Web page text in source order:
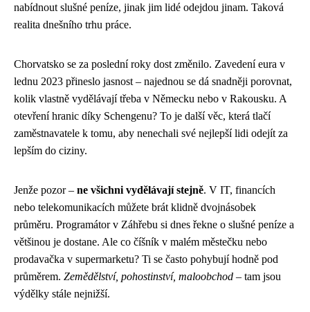
nabídnout slušné peníze, jinak jim lidé odejdou jinam. Taková
realita dnešního trhu práce.
Chorvatsko se za poslední roky dost změnilo. Zavedení eura v
lednu 2023 přineslo jasnost – najednou se dá snadněji porovnat,
kolik vlastně vydělávají třeba v Německu nebo v Rakousku. A
otevření hranic díky Schengenu? To je další věc, která tlačí
zaměstnavatele k tomu, aby nenechali své nejlepší lidi odejít za
lepším do ciziny.
Jenže pozor – ne všichni vydělávají stejně. V IT, financích
nebo telekomunikacích můžete brát klidně dvojnásobek
průměru. Programátor v Záhřebu si dnes řekne o slušné peníze a
většinou je dostane. Ale co číšník v malém městečku nebo
prodavačka v supermarketu? Ti se často pohybují hodně pod
průměrem. Zemědělství, pohostinství, maloobchod – tam jsou
výdělky stále nejnižší.